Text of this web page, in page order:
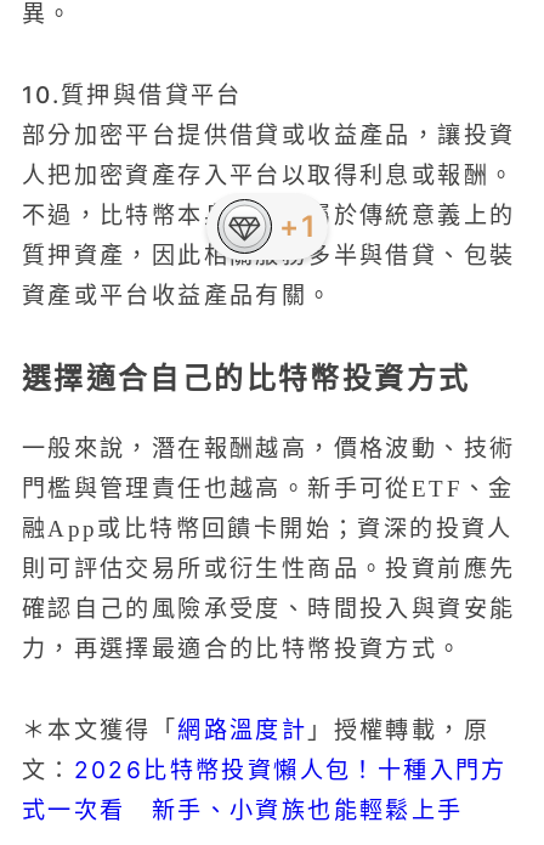
異。
10.質押與借貸平台
部分加密平台提供借貸或收益產品，讓投資
人把加密資產存入平台以取得利息或報酬。
不過，比特幣本身通常不屬於傳統意義上的
質押資產，因此相關服務多半與借貸、包裝
資產或平台收益產品有關。
選擇適合自己的比特幣投資方式
一般來說，潛在報酬越高，價格波動、技術
門檻與管理責任也越高。新手可從ETF、金
融App或比特幣回饋卡開始；資深的投資人
則可評估交易所或衍生性商品。投資前應先
確認自己的風險承受度、時間投入與資安能
力，再選擇最適合的比特幣投資方式。
＊本文獲得「 網路溫度計 」授權轉載，原
文： 2026比特幣投資懶人包！十種入門方
式一次看 新手、小資族也能輕鬆上手
+1